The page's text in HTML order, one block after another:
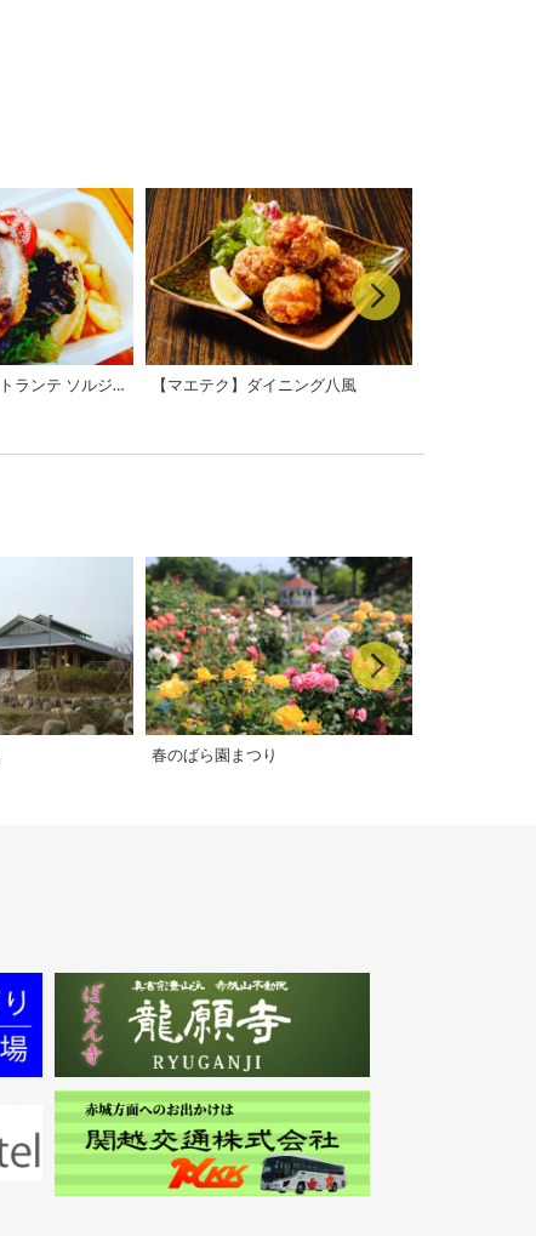
【マエテク】リストランテ ソルジェンテ 【マエテク】ダイニング八風
春のばら園まつり